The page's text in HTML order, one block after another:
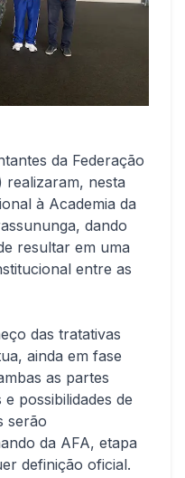
da Federação
realizaram, nesta
à Academia da
dando
resultar em uma
entre as
das tratativas
ainda em fase
as partes
possibilidades de
serão
da AFA, etapa
definição oficial.